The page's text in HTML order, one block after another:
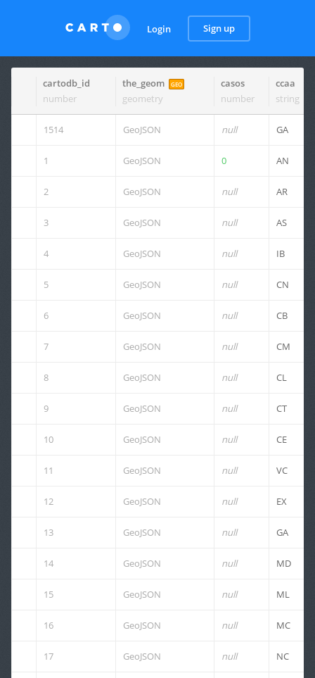
Login Sign up
cartodb_id
number
the_geom GEO
geometry
casos
number
ccaa
string
1514 GeoJSON null GA
1 GeoJSON 0 AN
2 GeoJSON null AR
3 GeoJSON null AS
4 GeoJSON null IB
5 GeoJSON null CN
6 GeoJSON null CB
7 GeoJSON null CM
8 GeoJSON null CL
9 GeoJSON null CT
10 GeoJSON null CE
11 GeoJSON null VC
12 GeoJSON null EX
13 GeoJSON null GA
14 GeoJSON null MD
15 GeoJSON null ML
16 GeoJSON null MC
17 GeoJSON null NC